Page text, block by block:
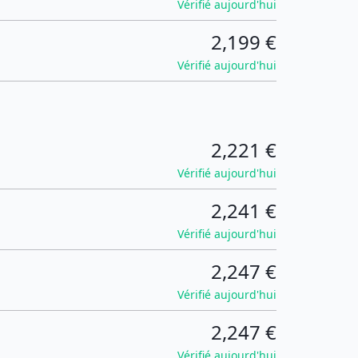
Vérifié aujourd'hui
2,199 €
Vérifié aujourd'hui
2,221 €
Vérifié aujourd'hui
2,241 €
Vérifié aujourd'hui
2,247 €
Vérifié aujourd'hui
2,247 €